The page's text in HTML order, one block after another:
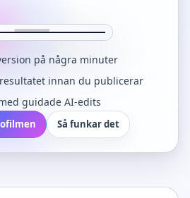
på några minuter
innan du publicerar
guidade AI-edits
Så funkar det